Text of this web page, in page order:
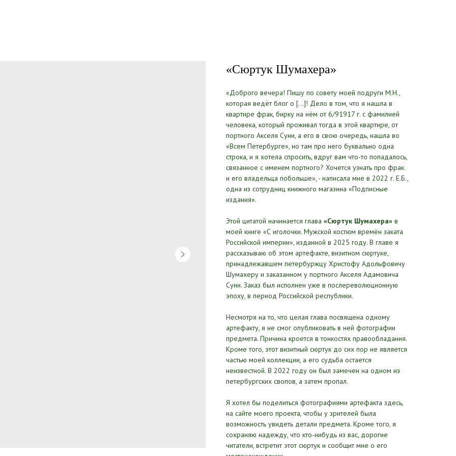
«Сюртук Шумахера»
«Доброго вечера! Пишу по совету моей подруги М.Н.,
которая ведёт блог о [...]! Дело в том, что я нашла в
квартире фрак, бирку на нём от 6/91917 г. с фамилией
человека, который проживал тогда в этой квартире, от
портного Акселя Суни, а его в свою очередь, нашла во
«Всем Петербурге», но там про него буквально одна
строка, и я хотела спросить, вдруг вам что-то попадалось,
связанное с именем портного? Хочется узнать про фрак
и его владельца побольше», - написала мне в 2022 г. Е.Б.,
одна из сотрудниц книжного магазина «Подписные
издания».
Этой цитатой начинается глава «Сюртук Шумахера» в
моей книге «С иголочки. Мужской костюм времён заката
Российской империи», изданной в 2025 году. В главе я
рассказываю об этом артефакте, визитном сюртуке,
принадлежавшем петербуржцу Христофу Адольфовичу
Шумахеру и заказанном у портного Акселя Адамовича
Суни. Заказ был исполнен уже в послереволюционную
эпоху, в период Российской республики.
Несмотря на то, что целая глава посвящена одному
артефакту, я не смог опубликовать в ней фотографии
предмета. Причина кроется в тонкостях правообладания.
Кроме того, этот визитный сюртук до сих пор не является
частью моей коллекции, а его судьба остается
неизвестной. В 2022 году он был замечен на одном из
петербургских свопов, а затем пропал.
Я хотел бы поделиться фотографиями артефакта здесь,
на сайте моего проекта, чтобы у зрителей была
возможность увидеть детали предмета. Кроме того, я
сохраняю надежду, что кто-нибудь из вас, дорогие
читатели, встретит этот сюртук и сообщит мне о его